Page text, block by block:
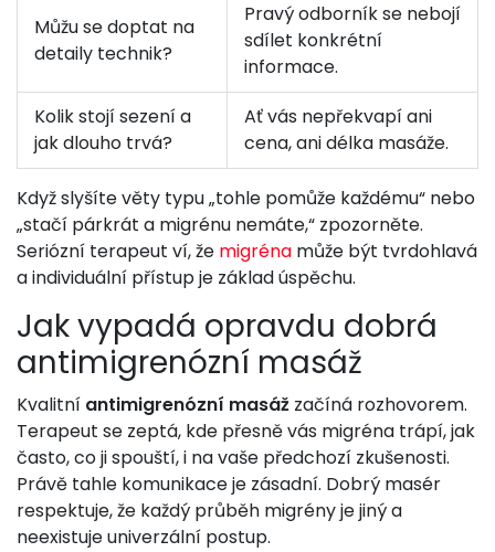
Můžu se doptat na
detaily technik?
Pravý odborník se nebojí
sdílet konkrétní
informace.
Kolik stojí sezení a
jak dlouho trvá?
Ať vás nepřekvapí ani
cena, ani délka masáže.
Když slyšíte věty typu „tohle pomůže každému“ nebo
„stačí párkrát a migrénu nemáte,“ zpozorněte.
Seriózní terapeut ví, že migréna může být tvrdohlavá
a individuální přístup je základ úspěchu.
Jak vypadá opravdu dobrá
antimigrenózní masáž
Kvalitní antimigrenózní masáž začíná rozhovorem.
Terapeut se zeptá, kde přesně vás migréna trápí, jak
často, co ji spouští, i na vaše předchozí zkušenosti.
Právě tahle komunikace je zásadní. Dobrý masér
respektuje, že každý průběh migrény je jiný a
neexistuje univerzální postup.